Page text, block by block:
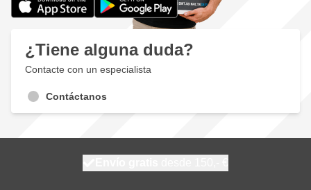
¿Tiene alguna duda?
Contacte con un especialista
Contáctanos